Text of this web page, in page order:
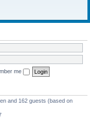
me
and 162 guests (based on